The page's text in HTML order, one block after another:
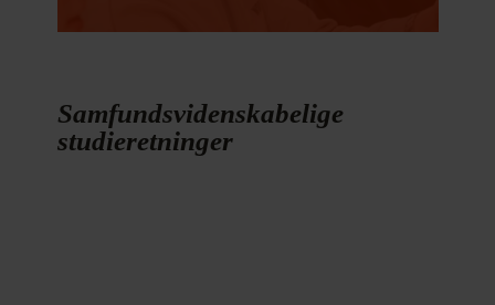
Samfundsvidenskabelige
studieretninger